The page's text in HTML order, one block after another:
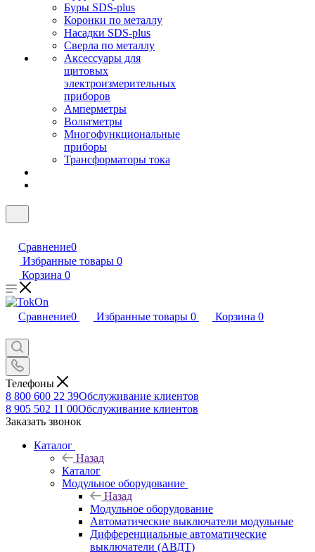
Буры SDS-plus
Коронки по металлу
Насадки SDS-plus
Сверла по металлу
Аксессуары для
щитовых
электроизмерительных
приборов
Амперметры
Вольтметры
Многофункциональные
приборы
Трансформаторы тока
Сравнение0
Избранные товары 0
Корзина 0
Сравнение0 Избранные товары 0 Корзина 0
Телефоны
8 800 600 22 39Обслуживание клиентов
8 905 502 11 00Обслуживание клиентов
Заказать звонок
Каталог
Назад
Каталог
Модульное оборудование
Назад
Модульное оборудование
Автоматические выключатели модульные
Дифференциальные автоматические
выключатели (АВДТ)